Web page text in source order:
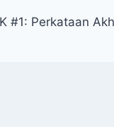
#1: Perkataan